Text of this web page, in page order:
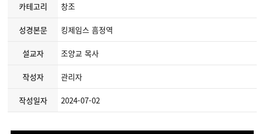
카테고리 창조
성경본문 킹제임스 흠정역
설교자 조양교 목사
작성자 관리자
작성일자 2024-07-02